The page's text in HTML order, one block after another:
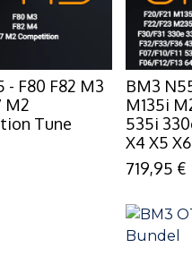
- F80 F82 M3
M2
Tune
BM3
M135i
535i
X4 X5
719,95 €